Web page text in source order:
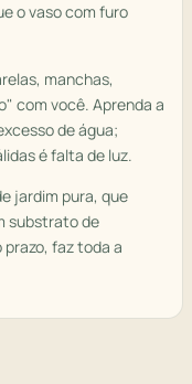
o vaso com furo
manchas,
com você. Aprenda a
de água;
é falta de luz.
jardim pura, que
substrato de
faz toda a